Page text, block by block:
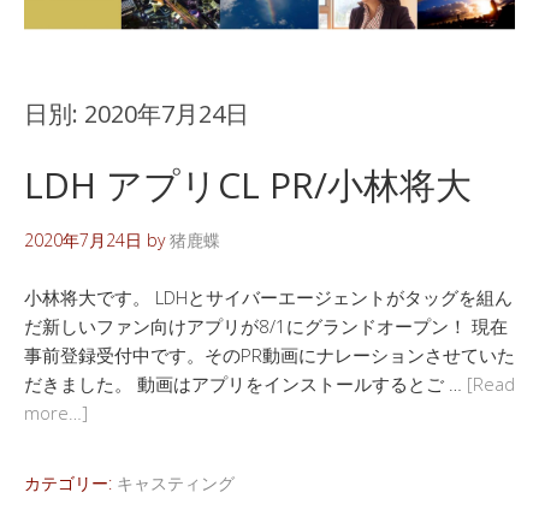
日別: 2020年7月24日
LDH アプリCL PR/小林将大
2020年7月24日 by猪鹿蝶
小林将大です。 LDHとサイバーエージェントがタッグを組ん
だ新しいファン向けアプリが8/1にグランドオープン！ 現在
事前登録受付中です。そのPR動画にナレーションさせていた
だきました。 動画はアプリをインストールするとご … [Read
more…]
カテゴリー: キャスティング